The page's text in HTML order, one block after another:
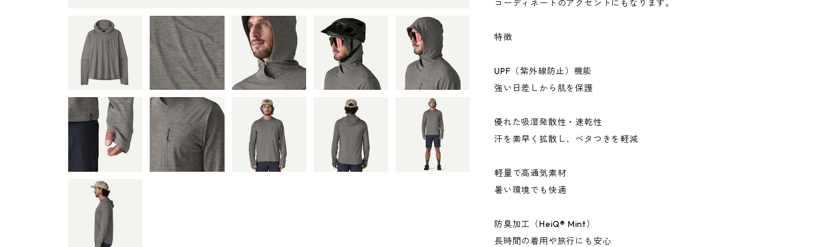
コーディネートのアクセントにもなります。
特徴
UPF（紫外線防止）機能
強い日差しから肌を保護
優れた吸湿発散性・速乾性
汗を素早く拡散し、ベタつきを軽減
軽量で高通気素材
暑い環境でも快適
防臭加工（HeiQ® Mint）
長時間の着用や旅行にも安心